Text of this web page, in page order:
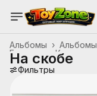
Альбомы ›
Главная
На скобе
Фильтры